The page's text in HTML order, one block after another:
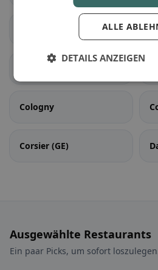
Cologny
Corsier (GE)
Ausgewählte Restaurants
Ein paar Picks, um sofort
ALLE
DETAILS ANZEIGEN